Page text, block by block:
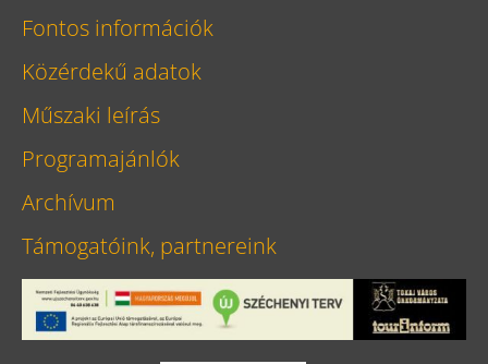
Fontos információk
Közérdekű adatok
Műszaki leírás
Programajánlók
Archívum
Támogatóink, partnereink